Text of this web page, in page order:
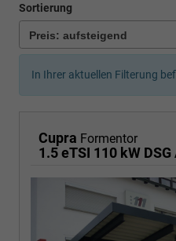
Sortierung
In Ihrer aktuellen Filterung
Cupra Formentor
1.5 eTSI 110 kW DSG